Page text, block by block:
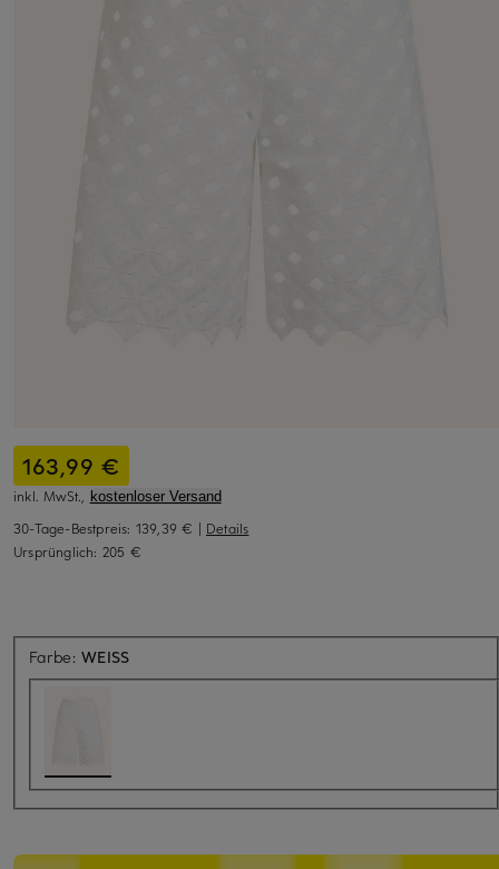
163,99 €
inkl. MwSt., kostenloser Versand
30-Tage-Bestpreis: 139,39 € | Details
Ursprünglich: 205 €
Farbe:WEISS